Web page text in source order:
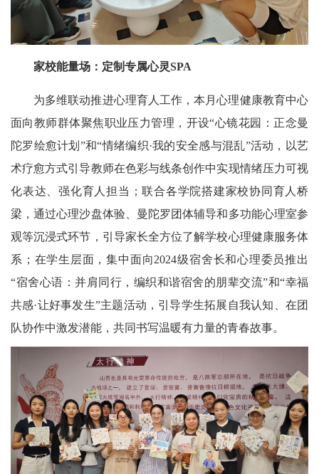
家校能量场：定制专属心灵SPA
为多维联动推进心理育人工作，本月心理健康教育中心
面向教师群体聚焦职业压力管理，开设“心镜花园：正念曼
陀罗绘愈计划”和“情绪编织·我的安全感与混乱”活动，以艺
术疗愈方式引导教师在色彩与线条创作中实现情绪压力可视
化表达、强化育人担当；联合各学院搭建家校协同育人桥
梁，通过心理沙盘体验、曼陀罗团体辅导和多功能心理室参
观等沉浸式环节，引导家长全方位了解学校心理健康服务体
系；在学生层面，集中面向2024级宿舍长和心理委员推出
“宿舍心语：并肩同行，编织和谐宿舍的朋辈交流”和“幸福
共感·让好事发生”主题活动，引导学生拓展自我认知、在团
队协作中激发潜能，共同书写温暖有力量的青春故事。